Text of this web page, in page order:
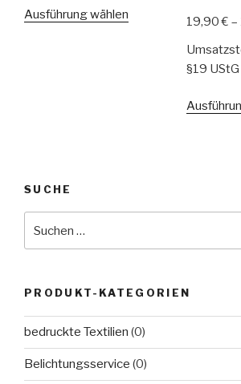
Ausführung wählen 19,90€ –
§19 UStG
SUCHE
PRODUKT-KATEGORIEN
bedruckte Textilien (0)
Belichtungsservice (0)